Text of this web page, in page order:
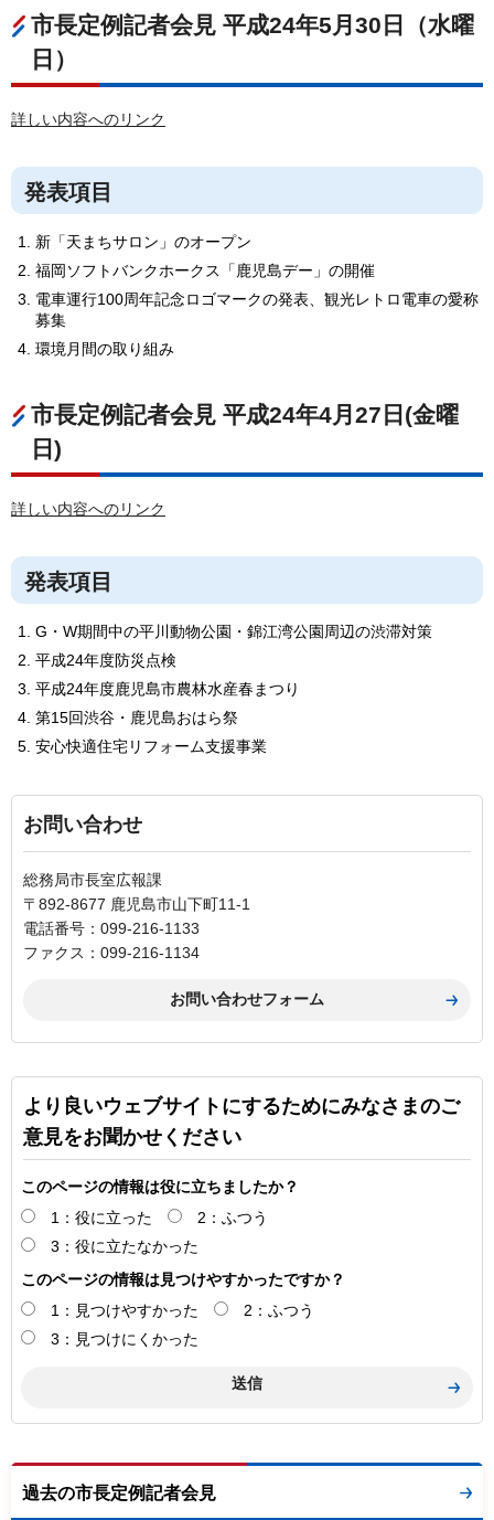
市長定例記者会見 平成24年5月30日（水曜
日）
詳しい内容へのリンク
発表項目
新「天まちサロン」のオープン
福岡ソフトバンクホークス「鹿児島デー」の開催
電車運行100周年記念ロゴマークの発表、観光レトロ電車の愛称
募集
環境月間の取り組み
市長定例記者会見 平成24年4月27日(金曜
日)
詳しい内容へのリンク
発表項目
G・W期間中の平川動物公園・錦江湾公園周辺の渋滞対策
平成24年度防災点検
平成24年度鹿児島市農林水産春まつり
第15回渋谷・鹿児島おはら祭
安心快適住宅リフォーム支援事業
お問い合わせ
総務局市長室広報課
〒892-8677 鹿児島市山下町11-1
電話番号：099-216-1133
ファクス：099-216-1134
より良いウェブサイトにするためにみなさまのご
意見をお聞かせください
このページの情報は役に立ちましたか？
1：役に立った
2：ふつう
3：役に立たなかった
このページの情報は見つけやすかったですか？
1：見つけやすかった
2：ふつう
3：見つけにくかった
過去の市長定例記者会見